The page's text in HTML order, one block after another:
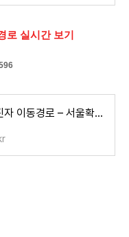
로 실시간 보기
서울시 코로나19 확진자 이동경로 – 서울확진자